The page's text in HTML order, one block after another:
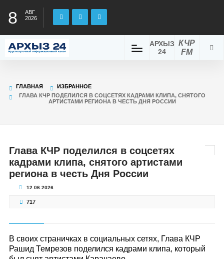
8
АВГ
2026
КЧР
FM
АРХЫЗ
24
ГЛАВНАЯ
ИЗБРАННОЕ
ГЛАВА КЧР ПОДЕЛИЛСЯ В СОЦСЕТЯХ КАДРАМИ КЛИПА, СНЯТОГО
АРТИСТАМИ РЕГИОНА В ЧЕСТЬ ДНЯ РОССИИ
Глава КЧР поделился в соцсетях
кадрами клипа, снятого артистами
региона в честь Дня России
12.06.2026
717
В своих страничках в социальных сетях, Глава КЧР
Рашид Темрезов поделился кадрами клипа, который